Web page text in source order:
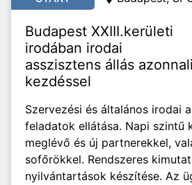
Budapest XXIII.kerületi
irodában irodai
asszisztens állás azonnali
kezdéssel
Szervezési és általános irodai
feladatok ellátása. Napi szintű
meglévő és új partnerekkel,
sofőrökkel. Rendszeres
nyilvántartások készítése. Az